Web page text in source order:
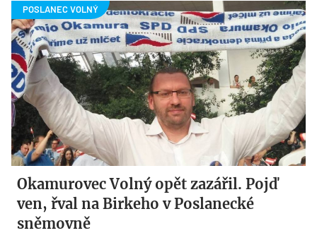
Okamurovec Volný opět zazářil. Pojď
ven, řval na Birkeho v Poslanecké
sněmovně